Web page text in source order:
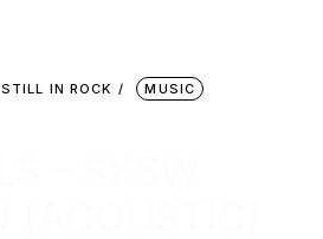
STILL IN ROCK
MUSIC